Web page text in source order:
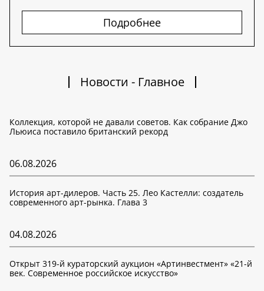
Подробнее
Новости - Главное
Коллекция, которой не давали советов. Как собрание Джо
Льюиса поставило британский рекорд
06.08.2026
История арт-дилеров. Часть 25. Лео Кастелли: создатель
современного арт-рынка. Глава 3
04.08.2026
Открыт 319-й кураторский аукцион «Артинвестмент» «21-й
век. Современное российское искусство»